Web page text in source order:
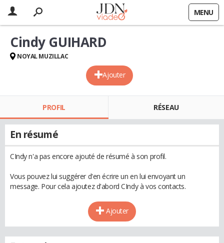
MENU
Ajouter
Cindy GUIHARD
NOYAL MUZILLAC
PROFIL RÉSEAU
En résumé
CIndy n'a pas encore ajouté de résumé à son profil.
Vous pouvez lui suggérer d'en écrire un en lui envoyant un
message. Pour cela ajoutez d'abord CIndy à vos contacts.
Ajouter